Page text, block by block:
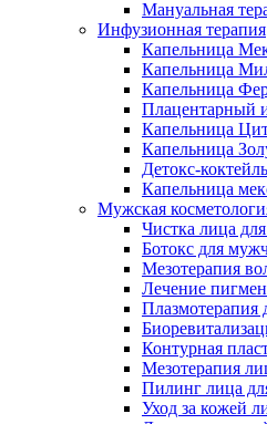
Мануальная
Инфузионная терапия
Капельница
Капельница
Капельница
Плацентарный
Капельница
Капельница
Детокс-
Капельница
Мужская
Чистка лица
Ботокс для
Мезотерапия
Лечение
Плазмотерапия
Контурная
Мезотерапия
Пилинг лица
Уход за кожей